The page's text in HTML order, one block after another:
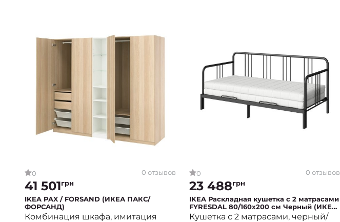
0 0 отзывов
41 501грн
IKEA PAX / FORSAND (ИКЕА ПАКС/
ФОРСАНД)
Комбинация шкафа, имитация
0 0 отзывов
23 488грн
IKEA Раскладная кушетка с 2 матрасами
FYRESDAL 80/160x200 см Черный (ИКЕА
ФИРЕСДАЛЬ)
Кушетка с 2 матрасами, черный/